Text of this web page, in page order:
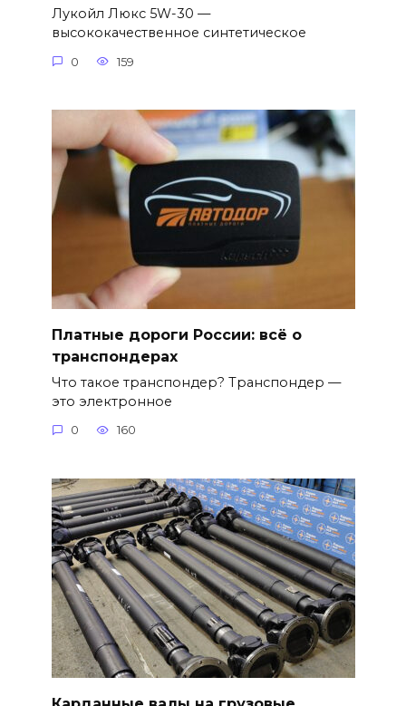
Лукойл Люкс 5W-30 —
высококачественное синтетическое
0 159
Платные дороги России: всё о
транспондерах
Что такое транспондер? Транспондер —
это электронное
0 160